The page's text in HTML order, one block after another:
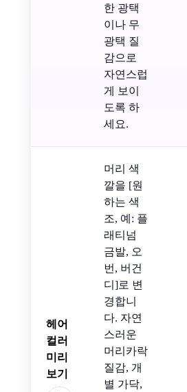
한 광택
이나 무
광택 질
감으로
자연스럽
게 보이
도록 하
세요.
헤어
컬러
미리
보기
머리 색
깔을 [원
하는 색
조, 예: 플
래티넘
금발, 오
번, 버건
디]로 변
경합니
다. 자연
스러운
머리카락
질감, 개
별 가닥,